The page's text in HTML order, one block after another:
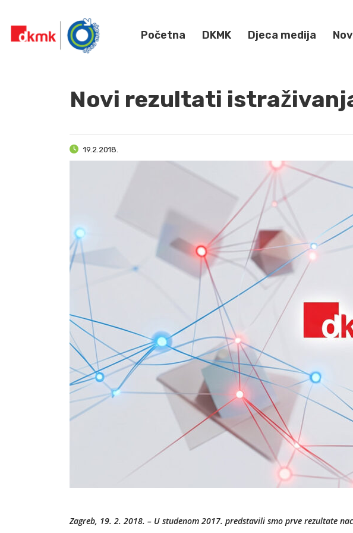
Početna DKMK Djeca medija
Novi rezultati
19.2.2018.
Zagreb, 19. 2. 2018. – U studenom 2017. predstavili smo prve rezultate